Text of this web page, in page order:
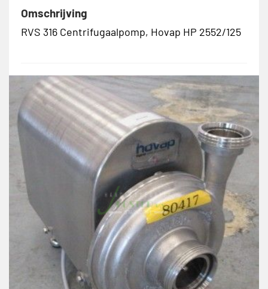
Omschrijving
RVS 316 Centrifugaalpomp, Hovap HP 2552/125